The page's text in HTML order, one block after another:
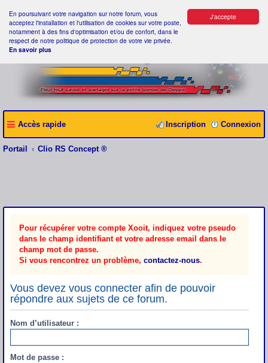
J'accepte
En poursuivant votre navigation sur notre forum, vous
acceptez l'installation et l'utilisation de cookies sur votre poste,
notamment à des fins d'optimisation et/ou de confort, dans le
respect de notre politique de protection de votre vie privée.
En savoir plus
Accès rapide Connexion
Inscription
Portail Clio RS Concept ®
Pour récupérer votre compte Xooit, indiquez votre pseudo
dans le champ identifiant et votre adresse email dans le
champ mot de passe.
Si vous rencontrez un problème, contactez-nous.
Vous devez vous connecter afin de pouvoir
répondre aux sujets de ce forum.
Nom d’utilisateur :
Mot de passe :